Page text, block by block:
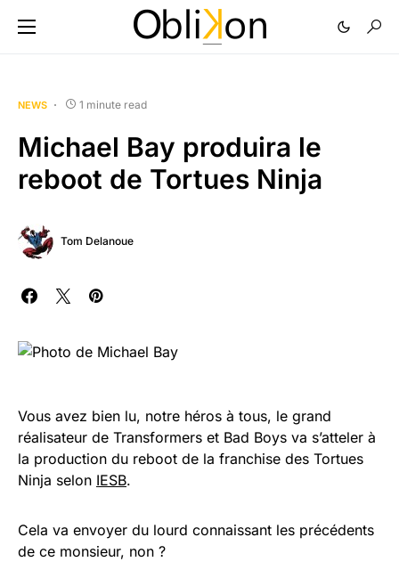
NEWS 1 minute read
Michael Bay produira le
reboot de Tortues Ninja
Tom Delanoue
Vous avez bien lu, notre héros à tous, le grand
réalisateur de Transformers et Bad Boys va s’atteler à
la production du reboot de la franchise des Tortues
Ninja selon IESB.
Cela va envoyer du lourd connaissant les précédents
de ce monsieur, non ?